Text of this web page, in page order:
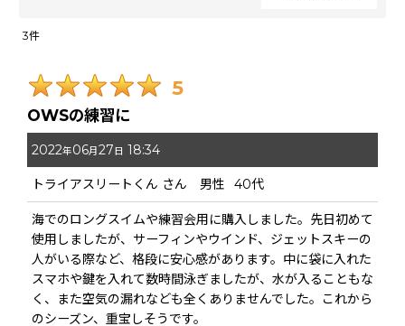
期間 :
画像:
星の数:
年代 :
性別:
3件
5
OWSの練習に
2022年06月27日 18:34
トライアスリートくん さん 男性 40代
海でのロングスイムや練習会用に購入しました。先日初めて
使用しましたが、サーフィンやウインド、ジェットスキーの
人がいる際など、格段に安心感があります。中に袋に入れた
スマホや鍵を入れて数時間泳ぎましたが、水が入ることもな
く、また空気の漏れなども全くありませんでした。これから
のシーズン、重宝しそうです。